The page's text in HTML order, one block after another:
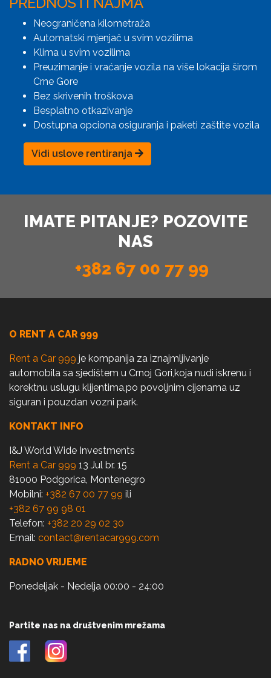
Neograničena kilometraža
Automatski mjenjač u svim vozilima
Klima u svim vozilima
Preuzimanje i vraćanje vozila na više lokacija širom
Crne Gore
Bez skrivenih troškova
Besplatno otkazivanje
Dostupna opciona osiguranja i paketi zaštite vozila
Vidi uslove rentiranja
IMATE PITANJE? POZOVITE
NAS
+382 67 00 77 99
O RENT A CAR 999
Rent a Car 999 je kompanija za iznajmljivanje
automobila sa sjedištem u Crnoj Gori,koja nudi iskrenu i
korektnu uslugu klijentima,po povoljnim cijenama uz
siguran i pouzdan vozni park.
KONTAKT INFO
I&J World Wide Investments
Rent a Car 999 13 Jul br. 15
81000 Podgorica, Montenegro
Mobilni: +382 67 00 77 99 ili
+382 67 99 98 01
Telefon: +382 20 29 02 30
Email: contact@rentacar999.com
RADNO VRIJEME
Ponedeljak - Nedelja 00:00 - 24:00
Partite nas na društvenim mrežama